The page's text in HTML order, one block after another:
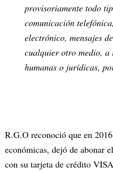
provisoriamente todo
comunicación
electrónico, mensajes
cualquier otro medio, a
humanas o jurídicas,
R.G.O reconoció que en
económicas, dejó de abonar
con su tarjeta de crédito